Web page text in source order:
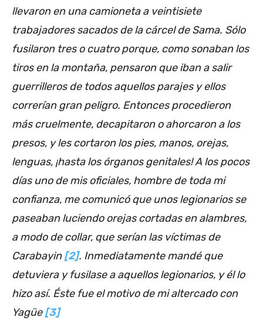
llevaron en una camioneta a veintisiete
trabajadores sacados de la cárcel de Sama. Sólo
fusilaron tres o cuatro porque, como sonaban los
tiros en la montaña, pensaron que iban a salir
guerrilleros de todos aquellos parajes y ellos
correrían gran peligro. Entonces procedieron
más cruelmente, decapitaron o ahorcaron a los
presos, y les cortaron los pies, manos, orejas,
lenguas, ¡hasta los órganos genitales! A los pocos
días uno de mis oficiales, hombre de toda mi
confianza, me comunicó que unos legionarios se
paseaban luciendo orejas cortadas en alambres,
a modo de collar, que serían las víctimas de
Carabayin[2]. Inmediatamente mandé que
detuviera y fusilase a aquellos legionarios, y él lo
hizo así. Éste fue el motivo de mi altercado con
Yagüe[3]